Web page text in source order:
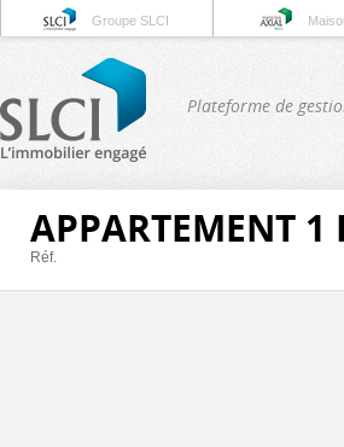
Groupe SLCI
Plateforme de
APPARTEMENT 1
Réf.